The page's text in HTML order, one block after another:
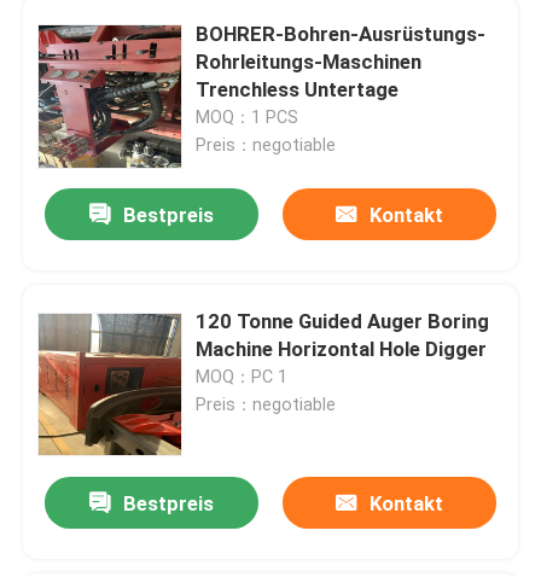
BOHRER-Bohren-Ausrüstungs-
Rohrleitungs-Maschinen
Trenchless Untertage
MOQ：1 PCS
Preis：negotiable
Bestpreis Kontakt
120 Tonne Guided Auger Boring
Machine Horizontal Hole Digger
MOQ：PC 1
Preis：negotiable
Bestpreis Kontakt